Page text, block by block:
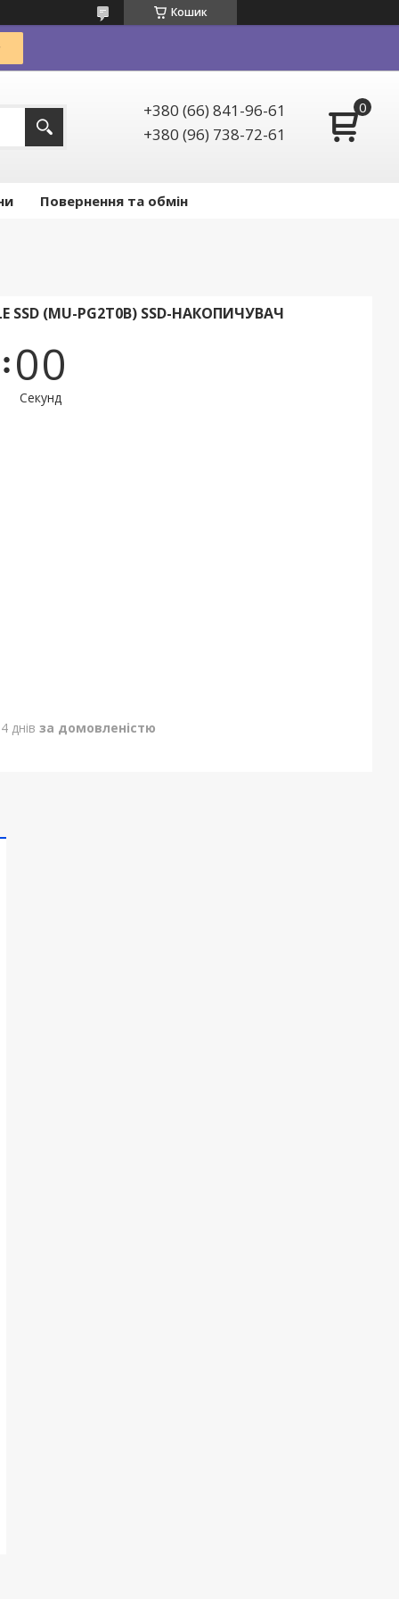
Кошик
+380 (66) 841-96-61
+380 (96) 738-72-61
Повернення та обмін
SSD (MU-PG2T0B) SSD-НАКОПИЧУВАЧ
00
Секунд
днів за домовленістю